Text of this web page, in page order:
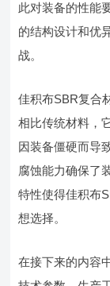
此对装备的性能
的结构设计和优
战。
佳积布SBR复合
相比传统材料，
因装备僵硬而导
腐蚀能力确保了
特性使得佳积布
想选择。
在接下来的内容